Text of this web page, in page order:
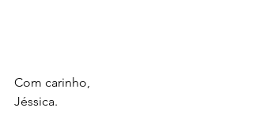
Com carinho,
Jéssica.